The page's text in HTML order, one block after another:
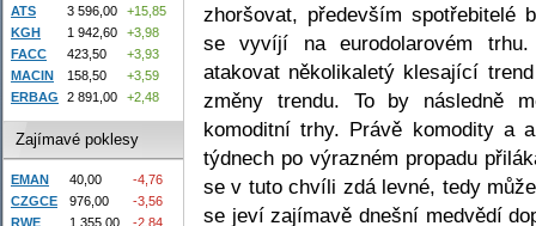
zhoršovat, především spotřebitelé
se vyvíjí na eurodolarovém
atakovat několikaletý klesající
změny trendu. To by následně
komoditní trhy. Právě komodity a
týdnech po výrazném propadu
se v tuto chvíli zdá levné, tedy
se jeví zajímavě dnešní medvědí
ATS 3 596,00
+15,85
KGH
1 942,60
+3,98
FACC
423,50
+3,93
MACIN
158,50
+3,59
ERBAG
2 891,00 +2,48
Zajímavé poklesy
EMAN 40,00
-4,76
CZGCE
976,00
-3,56
RWE
1 355,00
-2,84